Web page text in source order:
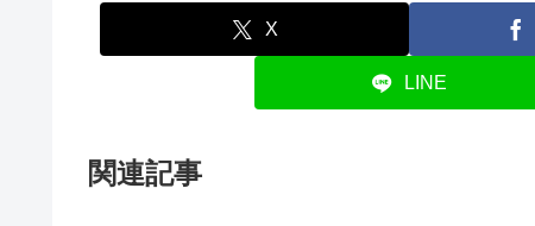
X
LINE
関連記事